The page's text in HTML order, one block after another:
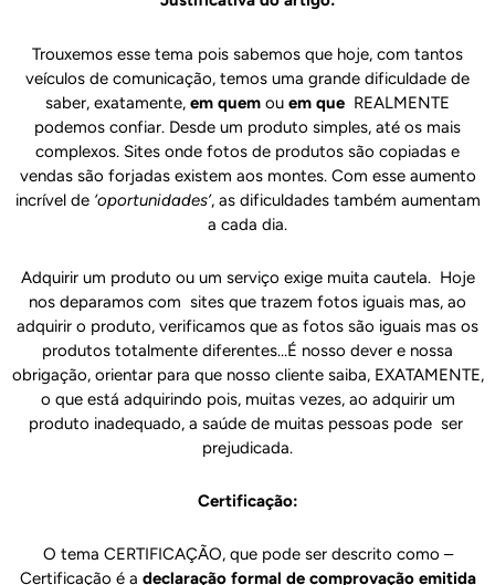
Trouxemos esse tema pois sabemos que hoje, com tantos
veículos de comunicação, temos uma grande dificuldade de
saber, exatamente, em quem ou em que REALMENTE
podemos confiar. Desde um produto simples, até os mais
complexos. Sites onde fotos de produtos são copiadas e
vendas são forjadas existem aos montes. Com esse aumento
incrível de ‘oportunidades’, as dificuldades também aumentam
a cada dia.
Adquirir um produto ou um serviço exige muita cautela. Hoje
nos deparamos com sites que trazem fotos iguais mas, ao
adquirir o produto, verificamos que as fotos são iguais mas os
produtos totalmente diferentes…É nosso dever e nossa
obrigação, orientar para que nosso cliente saiba, EXATAMENTE,
o que está adquirindo pois, muitas vezes, ao adquirir um
produto inadequado, a saúde de muitas pessoas pode ser
prejudicada.
Certificação:
O tema CERTIFICAÇÃO, que pode ser descrito como –
Certificação é a declaração formal de comprovação emitida